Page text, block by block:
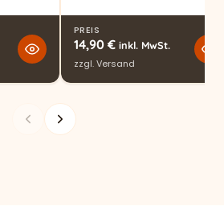
PREIS
14,90 € inkl. MwSt.
zzgl.Versand